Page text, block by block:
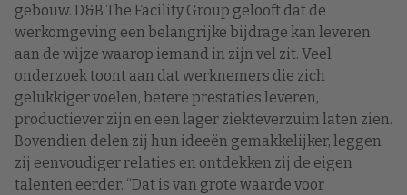
gebouw. D&B The Facility Group gelooft dat de
werkomgeving een belangrijke bijdrage kan leveren
aan de wijze waarop iemand in zijn vel zit. Veel
onderzoek toont aan dat werknemers die zich
gelukkiger voelen, betere prestaties leveren,
productiever zijn en een lager ziekteverzuim laten zien.
Bovendien delen zij hun ideeën gemakkelijker, leggen
zij eenvoudiger relaties en ontdekken zij de eigen
talenten eerder. “Dat is van grote waarde voor